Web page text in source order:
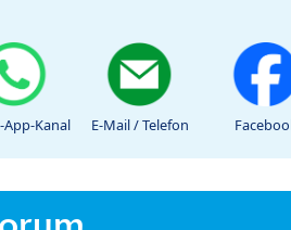
Kanal E-Mail / Telefon